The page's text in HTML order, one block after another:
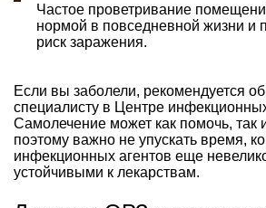
Частое проветривание
нормой в повседневной жизни и
риск заражения.
Если вы заболели, рекомендуется
специалисту в Центре
Самолечение может как помочь, так
поэтому важно не упускать время,
инфекционных агентов еще
устойчивыми к лекарствам.